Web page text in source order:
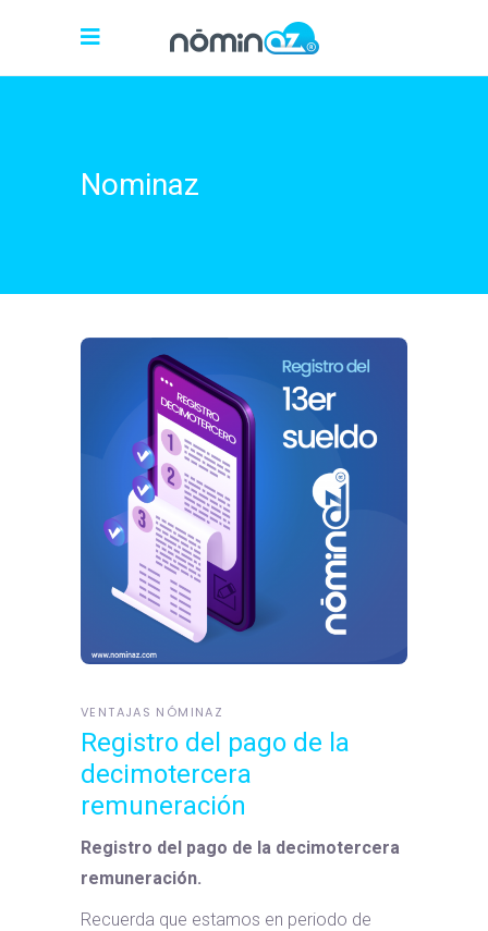
Nominaz
VENTAJAS NÓMINAZ
Registro del pago de la
decimotercera
remuneración
Registro del pago de la decimotercera
remuneración.
Recuerda que estamos en periodo de